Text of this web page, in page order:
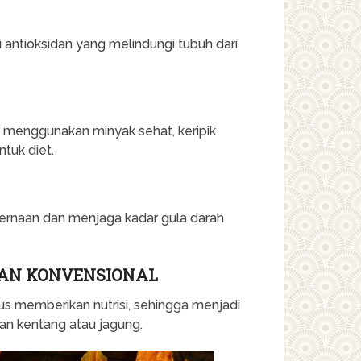
yang melindungi tubuh dari
minyak sehat, keripik
diet.
dan menjaga kadar gula darah
KONVENSIONAL
memberikan nutrisi, sehingga menjadi
kentang atau jagung.